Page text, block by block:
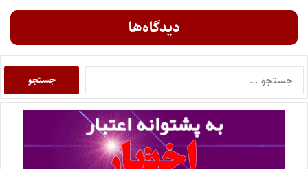
دیدگاه‌ها